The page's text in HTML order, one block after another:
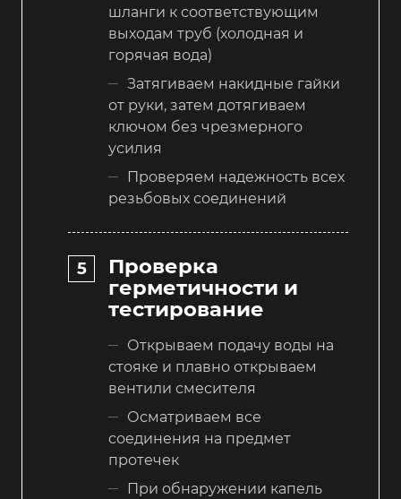
шланги к соответствующим
выходам труб (холодная и
горячая вода)
Затягиваем накидные гайки
от руки, затем дотягиваем
ключом без чрезмерного
усилия
Проверяем надежность всех
резьбовых соединений
Проверка
герметичности и
тестирование
Открываем подачу воды на
стояке и плавно открываем
вентили смесителя
Осматриваем все
соединения на предмет
протечек
При обнаружении капель